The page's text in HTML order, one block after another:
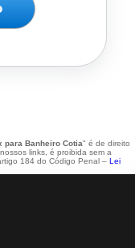
para Banheiro Cotia" é de direito
links, é proibida sem a
184 do Código Penal – Lei